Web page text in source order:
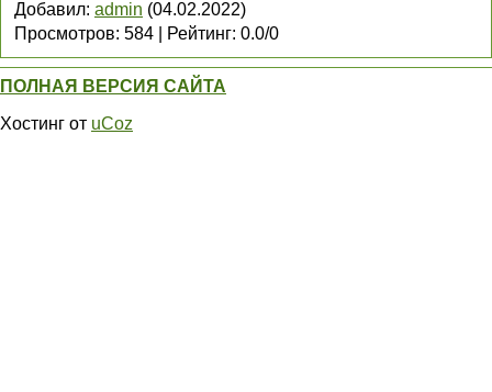
Добавил: admin (04.02.2022)
Просмотров: 584 Рейтинг: 0.0/0
ПОЛНАЯ ВЕРСИЯ САЙТА
Хостинг от uCoz